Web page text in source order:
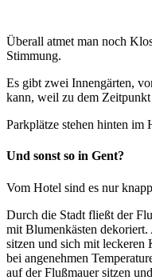
Überall atmet man noch
Stimmung.
Es gibt zwei Innengärten,
kann, weil zu dem
Parkplätze stehen hinten im
Und sonst so in Gent?
Vom Hotel sind es nur
Durch die Stadt fließt der
mit Blumenkästen
sitzen und sich mit leckeren
bei angenehmen
auf der Flußmauer sitzen